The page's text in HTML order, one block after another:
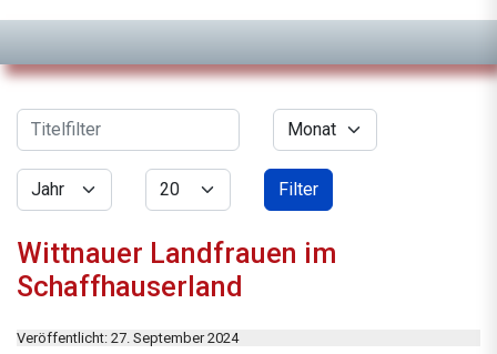
Filter
Titelfilter Monat
Jahr Anzeige #
Filter
Wittnauer Landfrauen im
Schaffhauserland
Veröffentlicht: 27. September 2024